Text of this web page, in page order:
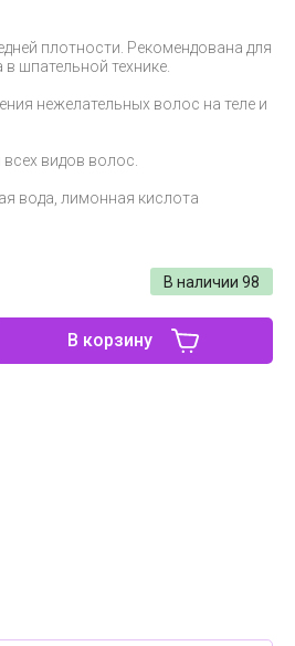
плотности. Рекомендована для
шпательной технике.
нежелательных волос на теле и
видов волос.
вода, лимонная кислота
В наличии 98
В корзину